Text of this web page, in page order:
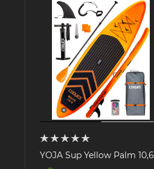
YOJA Sup Yellow Palm 10,6